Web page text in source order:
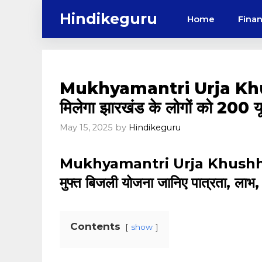
Hindikeguru Home
Mukhyamantri Urja
मिलेगा झारखंड के लोगों को 200
May 15, 2025 by Hindikeguru
Mukhyamantri Urja
मुफ्त बिजली योजना जानिए पात्रता,
Contents show